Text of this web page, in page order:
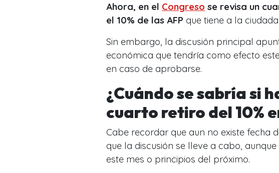
Ahora, en el Congreso se revisa un
el 10% de las AFP que tiene a la
Sin embargo, la discusión principal
económica que tendría como efecto
en caso de aprobarse.
¿Cuándo se sabría si
cuarto retiro del 10%
Cabe recordar que aun no existe fecha
que la discusión se lleve a cabo,
este mes o principios del próximo.